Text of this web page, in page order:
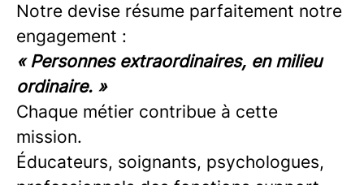
Notre devise résume parfaitement notre
engagement :
« Personnes extraordinaires, en milieu
ordinaire. »
Chaque métier contribue à cette
mission.
Éducateurs, soignants, psychologues,